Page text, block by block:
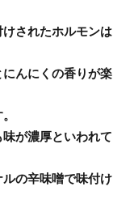
されたホルモンは
んにくの香りが楽
が濃厚といわれて
の辛味噌で味付け